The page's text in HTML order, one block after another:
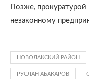
Позже,
незаконному
НОВОЛАКСКИЙ РАЙОН
РУСЛАН АБАКАРОВ